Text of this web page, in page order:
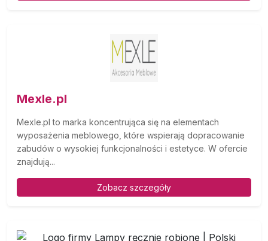
Mexle.pl
Mexle.pl to marka koncentrująca się na elementach
wyposażenia meblowego, które wspierają dopracowanie
zabudów o wysokiej funkcjonalności i estetyce. W ofercie
znajdują...
Zobacz szczegóły